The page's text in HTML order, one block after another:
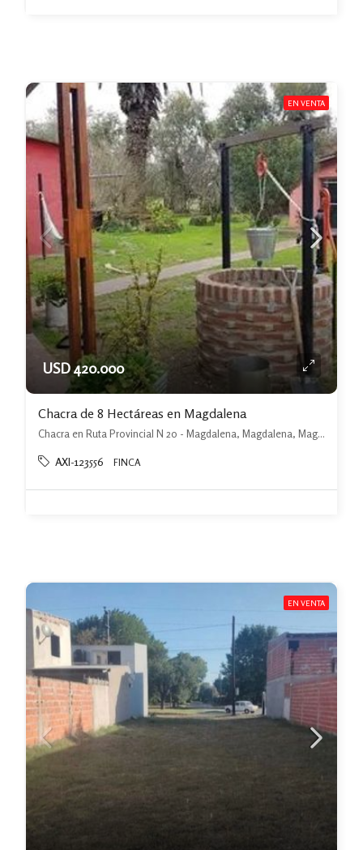
EN VENTA
USD 420.000
Chacra de 8 Hectáreas en Magdalena
Chacra en Ruta Provincial N 20 - Magdalena, Magdalena, Magdalena
AXI-123556 FINCA
EN VENTA